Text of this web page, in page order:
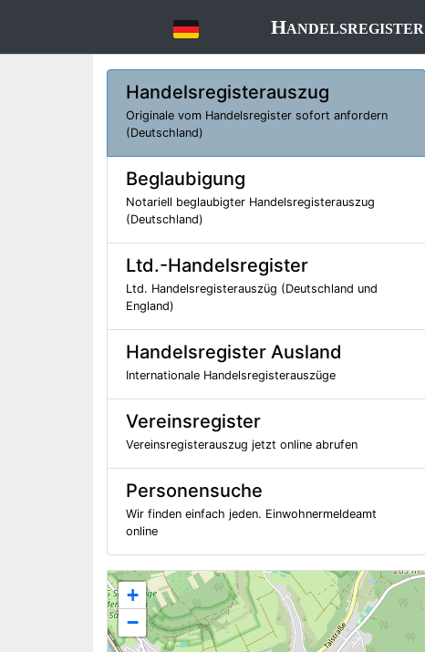
Handelsregister
Handelsregisterauszug
Originale vom Handelsregister sofort anfordern
(Deutschland)
Beglaubigung
Notariell beglaubigter Handelsregisterauszug
(Deutschland)
Ltd.-Handelsregister
Ltd. Handelsregisterauszüg (Deutschland und
England)
Handelsregister Ausland
Internationale Handelsregisterauszüge
Vereinsregister
Vereinsregisterauszug jetzt online abrufen
Personensuche
Wir finden einfach jeden. Einwohnermeldeamt
online
+
−